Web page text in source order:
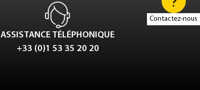
Contactez-nous
ASSISTANCE TÉLÉPHONIQUE
+33 (0)1 53 35 20 20